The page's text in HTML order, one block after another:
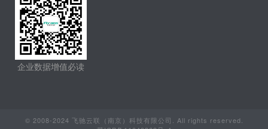
企业数据增值必读
© 2008-2024 飞驰云联（南京）科技有限公司. All rights reserved.